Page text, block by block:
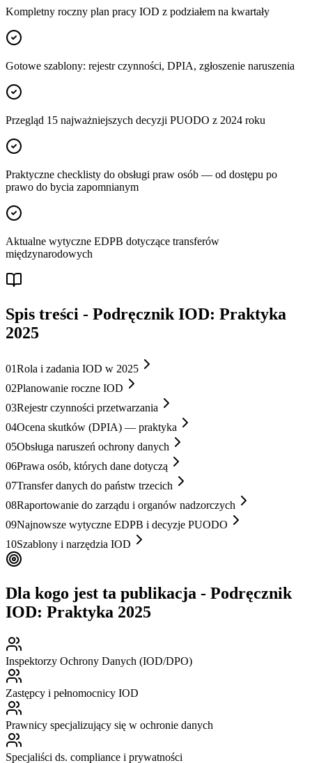
Kompletny roczny plan pracy IOD z podziałem na kwartały
Gotowe szablony: rejestr czynności, DPIA, zgłoszenie naruszenia
Przegląd 15 najważniejszych decyzji PUODO z 2024 roku
Praktyczne checklisty do obsługi praw osób — od dostępu po
prawo do bycia zapomnianym
Aktualne wytyczne EDPB dotyczące transferów
międzynarodowych
Spis treści - Podręcznik IOD: Praktyka
2025
01Rola i zadania IOD w 2025
02Planowanie roczne IOD
03Rejestr czynności przetwarzania
04Ocena skutków (DPIA) — praktyka
05Obsługa naruszeń ochrony danych
06Prawa osób, których dane dotyczą
07Transfer danych do państw trzecich
08Raportowanie do zarządu i organów nadzorczych
09Najnowsze wytyczne EDPB i decyzje PUODO
10Szablony i narzędzia IOD
Dla kogo jest ta publikacja - Podręcznik
IOD: Praktyka 2025
Inspektorzy Ochrony Danych (IOD/DPO)
Zastępcy i pełnomocnicy IOD
Prawnicy specjalizujący się w ochronie danych
Specjaliści ds. compliance i prywatności